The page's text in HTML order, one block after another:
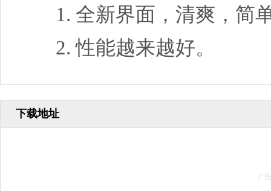
1. 全新界面，清爽，简
2. 性能越来越好。
下载地址